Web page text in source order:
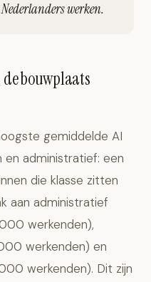
werken.
bouwplaats
gemiddelde AI
administratief: een
die klasse zitten
aan administratief
werkenden),
werkenden) en
werkenden). Dit zijn